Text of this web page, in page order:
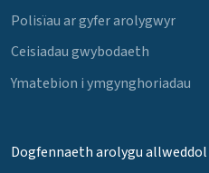
Polisïau ar gyfer arolygwyr
Ceisiadau gwybodaeth
Ymatebion i ymgynghoriadau
Dogfennaeth arolygu allweddol